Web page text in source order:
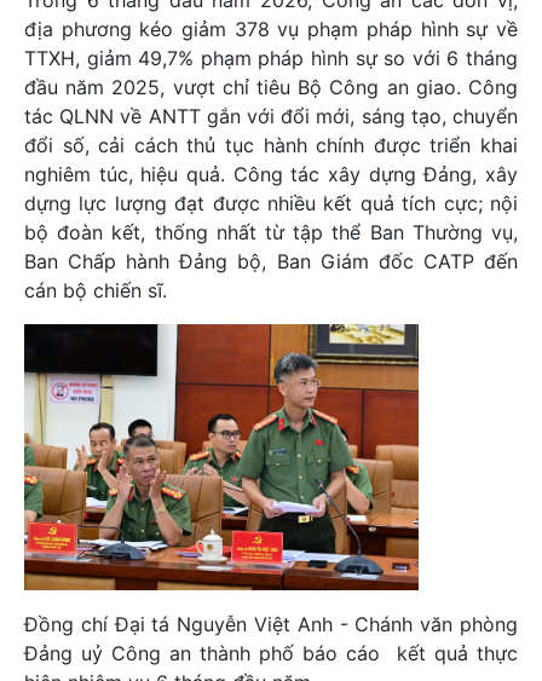
địa phương kéo giảm 378 vụ phạm pháp hình sự về
TTXH, giảm 49,7% phạm pháp hình sự so với 6 tháng
đầu năm 2025, vượt chỉ tiêu Bộ Công an giao. Công
tác QLNN về ANTT gắn với đổi mới, sáng tạo, chuyển
đổi số, cải cách thủ tục hành chính được triển khai
nghiêm túc, hiệu quả. Công tác xây dựng Đảng, xây
dựng lực lượng đạt được nhiều kết quả tích cực; nội
bộ đoàn kết, thống nhất từ tập thể Ban Thường vụ,
Ban Chấp hành Đảng bộ, Ban Giám đốc CATP đến
cán bộ chiến sĩ.
Đồng chí Đại tá Nguyễn Việt Anh - Chánh văn phòng
Đảng uỷ Công an thành phố báo cáo kết quả thực